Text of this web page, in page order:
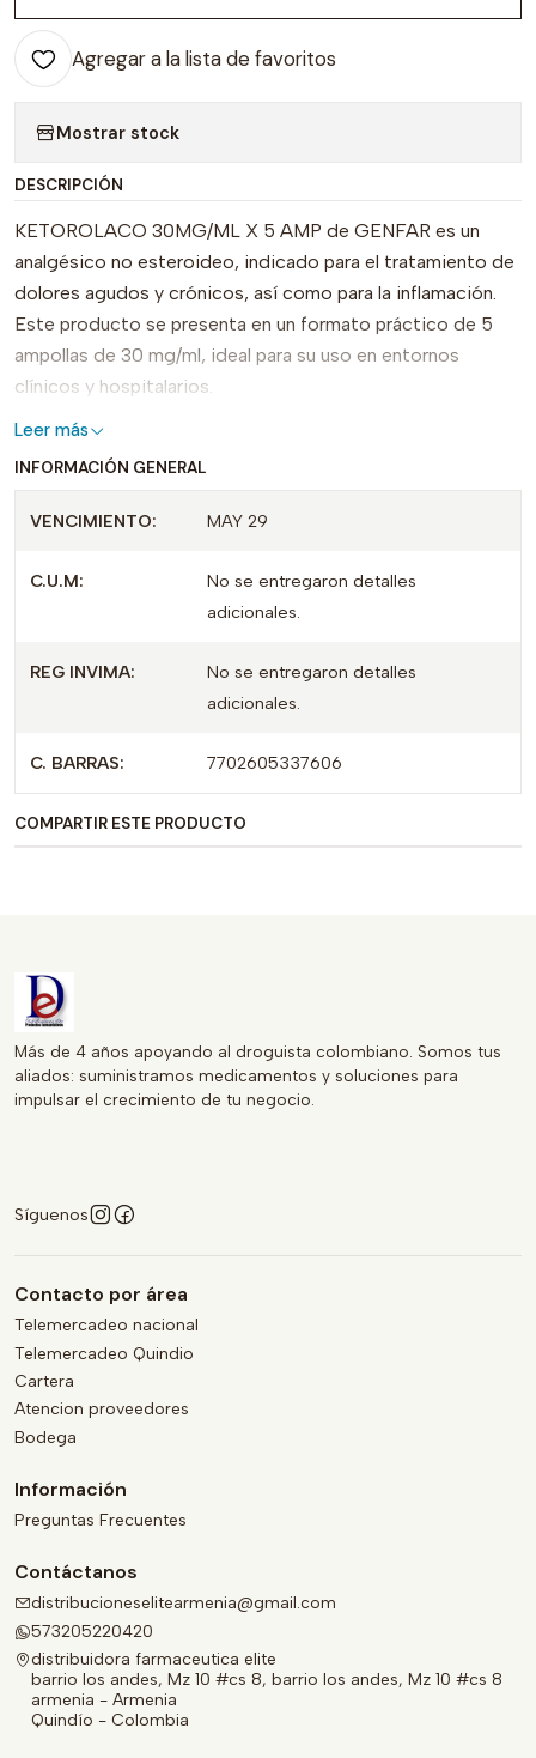
Agregar a la lista de favoritos
Mostrar stock
DESCRIPCIÓN
KETOROLACO 30MG/ML X 5 AMP de GENFAR es un
analgésico no esteroideo, indicado para el tratamiento de
dolores agudos y crónicos, así como para la inflamación.
Este producto se presenta en un formato práctico de 5
ampollas de 30 mg/ml, ideal para su uso en entornos
clínicos y hospitalarios.
Con su acción rápida y efectiva, KETOROLACO se
diferencia de otros analgésicos en el mercado por su
en una opción preferida para médicos y profesionales de la
dolor eficaz, permitiendo a los pacientes recuperarse con
Este producto cuenta con el registro INVIMA 2015M-
001675-R2, lo que garantiza su calidad y seguridad.
buscan un alivio efectivo y rápido en casos de dolor
Leer más
INFORMACIÓN GENERAL
VENCIMIENTO: MAY 29
C.U.M:
No se entregaron detalles
adicionales.
REG INVIMA:
No se entregaron detalles
adicionales.
C. BARRAS: 7702605337606
COMPARTIR ESTE PRODUCTO
Más de 4 años apoyando al droguista colombiano. Somos tus
aliados: suministramos medicamentos y soluciones para
impulsar el crecimiento de tu negocio.
Síguenos
Contacto por área
Telemercadeo nacional
Telemercadeo Quindio
Cartera
Atencion proveedores
Bodega
Información
Preguntas Frecuentes
Contáctanos
distribucioneselitearmenia@gmail.com
573205220420
distribuidora farmaceutica elite
barrio los andes, Mz 10 #cs 8, barrio los andes, Mz 10 #cs 8
armenia - Armenia
Quindío - Colombia